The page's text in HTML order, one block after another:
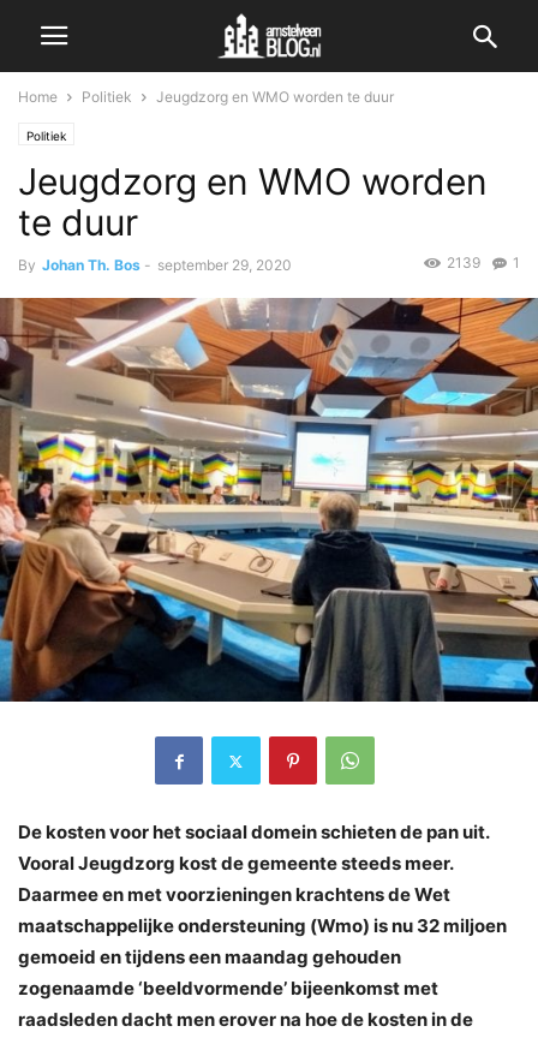
Home Politiek Jeugdzorg en WMO worden te duur
Politiek
Jeugdzorg en WMO worden
te duur
By Johan Th. Bos - september 29, 2020 1
2139
De kosten voor het sociaal domein schieten de pan uit.
Vooral Jeugdzorg kost de gemeente steeds meer.
Daarmee en met voorzieningen krachtens de Wet
maatschappelijke ondersteuning (Wmo) is nu 32 miljoen
gemoeid en tijdens een maandag gehouden
zogenaamde ‘beeldvormende’ bijeenkomst met
raadsleden dacht men erover na hoe de kosten in de